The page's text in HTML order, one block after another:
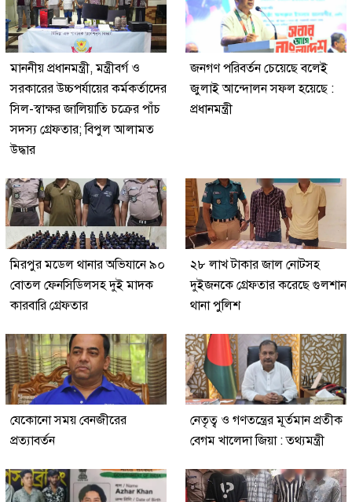
মাননীয় প্রধানমন্ত্রী, মন্ত্রীবর্গ ও
সরকারের উচ্চপর্যায়ের কর্মকর্তাদের
সিল-স্বাক্ষর জালিয়াতি চক্রের পাঁচ
সদস্য গ্রেফতার; বিপুল আলামত
উদ্ধার
জনগণ পরিবর্তন চেয়েছে বলেই
জুলাই আন্দোলন সফল হয়েছে :
প্রধানমন্ত্রী
মিরপুর মডেল থানার অভিযানে ৯০
বোতল ফেনসিডিলসহ দুই মাদক
কারবারি গ্রেফতার
২৮ লাখ টাকার জাল নোটসহ
দুইজনকে গ্রেফতার করেছে গুলশান
থানা পুলিশ
যেকোনো সময় বেনজীরের
প্রত্যাবর্তন
নেতৃত্ব ও গণতন্ত্রের মূর্তমান প্রতীক
বেগম খালেদা জিয়া : তথ্যমন্ত্রী